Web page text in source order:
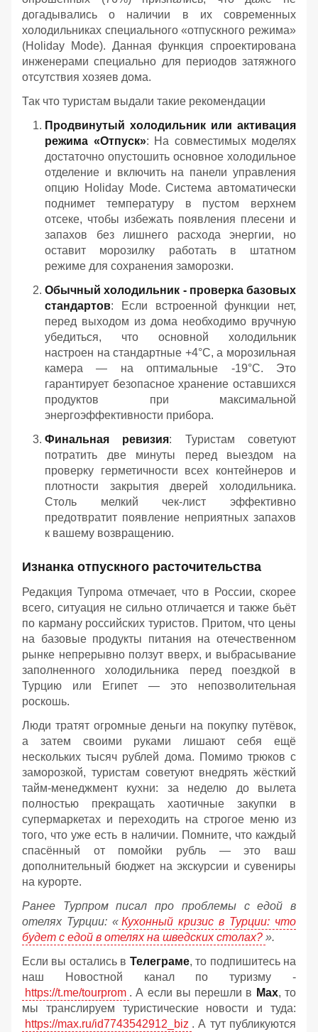
догадывались о наличии в их современных
холодильниках специального «отпускного режима»
(Holiday Mode). Данная функция спроектирована
инженерами специально для периодов затяжного
отсутствия хозяев дома.
Так что туристам выдали такие рекомендации
Продвинутый холодильник или активация
режима «Отпуск»: На совместимых моделях
достаточно опустошить основное холодильное
отделение и включить на панели управления
опцию Holiday Mode. Система автоматически
поднимет температуру в пустом верхнем
отсеке, чтобы избежать появления плесени и
запахов без лишнего расхода энергии, но
оставит морозилку работать в штатном
режиме для сохранения заморозки.
Обычный холодильник - проверка базовых
стандартов: Если встроенной функции нет,
перед выходом из дома необходимо вручную
убедиться, что основной холодильник
настроен на стандартные +4°C, а морозильная
камера — на оптимальные -19°C. Это
гарантирует безопасное хранение оставшихся
продуктов при максимальной
энергоэффективности прибора.
Финальная ревизия: Туристам советуют
потратить две минуты перед выездом на
проверку герметичности всех контейнеров и
плотности закрытия дверей холодильника.
Столь мелкий чек-лист эффективно
предотвратит появление неприятных запахов
к вашему возвращению.
Изнанка отпускного расточительства
Редакция Тупрома отмечает, что в России, скорее
всего, ситуация не сильно отличается и также бьёт
по карману российских туристов. Притом, что цены
на базовые продукты питания на отечественном
рынке непрерывно ползут вверх, и выбрасывание
заполненного холодильника перед поездкой в
Турцию или Египет — это непозволительная
роскошь.
Люди тратят огромные деньги на покупку путёвок,
а затем своими руками лишают себя ещё
нескольких тысяч рублей дома. Помимо трюков с
заморозкой, туристам советуют внедрять жёсткий
тайм-менеджмент кухни: за неделю до вылета
полностью прекращать хаотичные закупки в
супермаркетах и переходить на строгое меню из
того, что уже есть в наличии. Помните, что каждый
спасённый от помойки рубль — это ваш
дополнительный бюджет на экскурсии и сувениры
на курорте.
Ранее Турпром писал про проблемы с едой в
отелях Турции: « Кухонный кризис в Турции: что
будет с едой в отелях на шведских столах? ».
Если вы остались в Телеграме, то подпишитесь на
наш Новостной канал по туризму -
https://t.me/tourprom . А если вы перешли в Мах, то
мы транслируем туристические новости и туда:
https://max.ru/id7743542912_biz . А тут публикуются